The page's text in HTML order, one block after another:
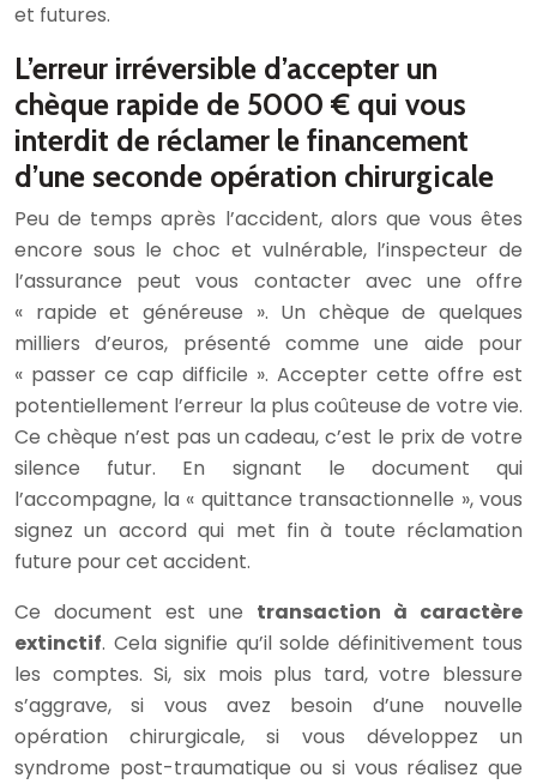
et futures.
L’erreur irréversible d’accepter un
chèque rapide de 5000 € qui vous
interdit de réclamer le financement
d’une seconde opération chirurgicale
Peu de temps après l’accident, alors que vous êtes
encore sous le choc et vulnérable, l’inspecteur de
l’assurance peut vous contacter avec une offre
« rapide et généreuse ». Un chèque de quelques
milliers d’euros, présenté comme une aide pour
« passer ce cap difficile ». Accepter cette offre est
potentiellement l’erreur la plus coûteuse de votre vie.
Ce chèque n’est pas un cadeau, c’est le prix de votre
silence futur. En signant le document qui
l’accompagne, la « quittance transactionnelle », vous
signez un accord qui met fin à toute réclamation
future pour cet accident.
Ce document est une transaction à caractère
extinctif. Cela signifie qu’il solde définitivement tous
les comptes. Si, six mois plus tard, votre blessure
s’aggrave, si vous avez besoin d’une nouvelle
opération chirurgicale, si vous développez un
syndrome post-traumatique ou si vous réalisez que